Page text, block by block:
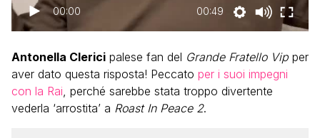
00:00 00:49
Antonella Clerici palese fan del Grande Fratello Vip per
aver dato questa risposta! Peccato per i suoi impegni
con la Rai, perché sarebbe stata troppo divertente
vederla ‘arrostita’ a Roast In Peace 2.